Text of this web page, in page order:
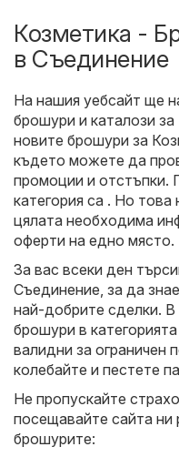
Козметика -
в Съединение
На нашия уебсайт ще
брошури и каталози за
новите брошури за
където можете да
промоции и отстъпки.
категория са . Но
цялата необходима
оферти на едно място.
За вас всеки ден
Съединение, за да
най-добрите сделки.
брошури в
валидни за ограничен
колебайте и пестете
Не пропускайте
посещавайте сайта ни
брошурите: